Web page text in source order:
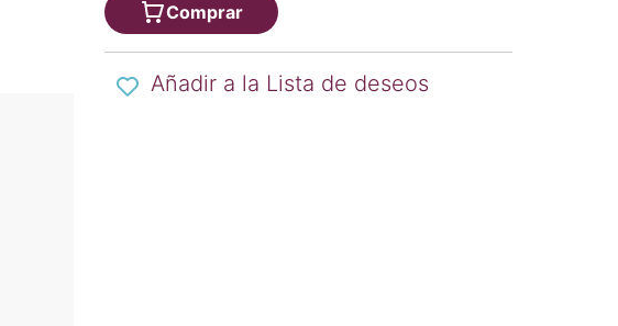
Comprar
Añadir a la Lista de deseos